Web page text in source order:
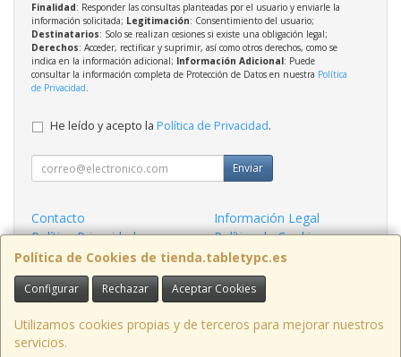
Política de Cookies de tienda.tabletypc.es
Configurar Rechazar Aceptar Cookies
Utilizamos cookies propias y de terceros para mejorar nuestros
servicios.
Finalidad: Responder las consultas planteadas por el usuario y enviarle la
información solicitada; Legitimación: Consentimiento del usuario;
Destinatarios: Solo se realizan cesiones si existe una obligación legal;
Derechos: Acceder, rectificar y suprimir, así como otros derechos, como se
indica en la información adicional; Información Adicional: Puede
consultar la información completa de Protección de Datos en nuestra Política
de Privacidad.
He leído y acepto la Política de Privacidad.
Enviar
Contacto
Información Legal
Política Privacidad
Política de Cookies
Condiciones de Compra
Formas de Pago
Contacto
tienda@tabletypc.es